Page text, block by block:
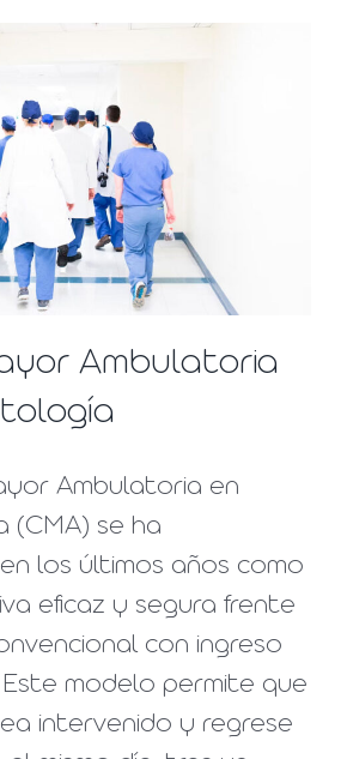
Ambulatoria
Ambulatoria en
(CMA) se ha
los últimos años como
eficaz y segura frente
con ingreso
modelo permite que
intervenido y regrese